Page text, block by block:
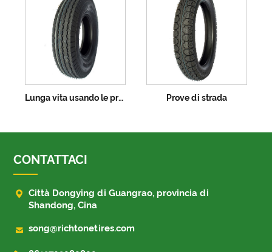
Lunga vita usando le prove di strada Prove di strada
CONTATTACI
 Città Dongying di Guangrao, provincia di
Shandong, Cina
 song@richtonetires.com